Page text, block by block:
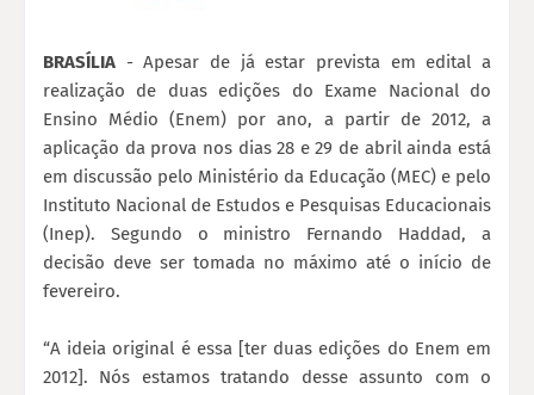
BRASÍLIA - Apesar de já estar prevista em edital a
realização de duas edições do Exame Nacional do
Ensino Médio (Enem) por ano, a partir de 2012, a
aplicação da prova nos dias 28 e 29 de abril ainda está
em discussão pelo Ministério da Educação (MEC) e pelo
Instituto Nacional de Estudos e Pesquisas Educacionais
(Inep). Segundo o ministro Fernando Haddad, a
decisão deve ser tomada no máximo até o início de
fevereiro.
“A ideia original é essa [ter duas edições do Enem em
2012]. Nós estamos tratando desse assunto com o